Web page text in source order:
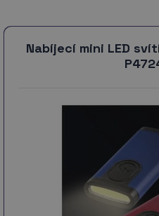
Nabíjecí mini LED